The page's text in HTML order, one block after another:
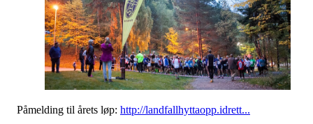
Påmelding til årets løp: http://landfallhyttaopp.idrett...